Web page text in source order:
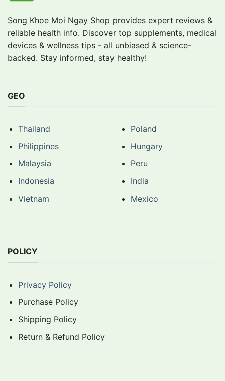
Song Khoe Moi Ngay Shop provides expert reviews &
reliable health info. Discover top supplements, medical
devices & wellness tips - all unbiased & science-
backed. Stay informed, stay healthy!
GEO
Thailand
Philippines
Malaysia
Indonesia
Vietnam
Poland
Hungary
Peru
India
Mexico
POLICY
Privacy Policy
Purchase Policy
Shipping Policy
Return & Refund Policy